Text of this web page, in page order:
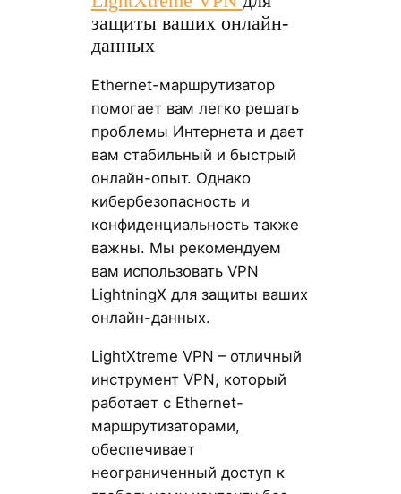
защиты ваших онлайн-
данных
Ethernet-маршрутизатор
помогает вам легко решать
проблемы Интернета и дает
вам стабильный и быстрый
онлайн-опыт. Однако
кибербезопасность и
конфиденциальность также
важны. Мы рекомендуем
вам использовать VPN
LightningX для защиты ваших
онлайн-данных.
LightXtreme VPN – отличный
инструмент VPN, который
работает с Ethernet-
маршрутизаторами,
обеспечивает
неограниченный доступ к